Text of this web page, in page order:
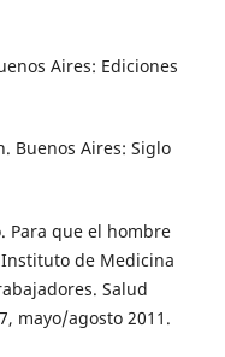
Aires: Ediciones
Buenos Aires: Siglo
Para que el hombre
de Medicina
Salud
mayo/agosto 2011.